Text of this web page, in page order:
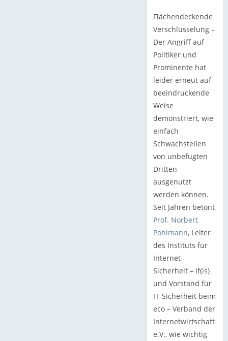
Flächendeckende
Verschlüsselung –
Der Angriff auf
Politiker und
Prominente hat
leider erneut auf
beeindruckende
Weise
demonstriert, wie
einfach
Schwachstellen
von unbefugten
Dritten
ausgenutzt
werden können.
Seit Jahren betont
Prof. Norbert
Pohlmann, Leiter
des Instituts für
Internet-
Sicherheit – if(is)
und Vorstand für
IT-Sicherheit beim
eco – Verband der
Internetwirtschaft
e.V., wie wichtig